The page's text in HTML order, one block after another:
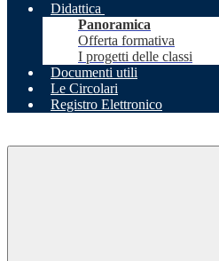
Didattica
Panoramica
Offerta formativa
I progetti delle classi
Documenti utili
Le Circolari
Registro Elettronico